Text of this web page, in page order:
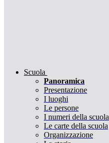
Scuola
Panoramica
Presentazione
I luoghi
Le persone
I numeri della scuola
Le carte della scuola
Organizzazione